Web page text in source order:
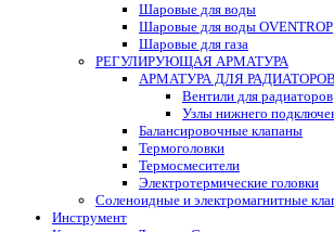
Шаровые для воды
Шаровые для воды OVENTROP
Шаровые для газа
РЕГУЛИРУЮЩАЯ АРМАТУРА
АРМАТУРА ДЛЯ РАДИАТОРОВ
Вентили для радиаторов
Узлы нижнего
Балансировочные клапаны
Термоголовки
Термосмесители
Электротермические головки
Соленоидные и электромагнитные
Инструмент